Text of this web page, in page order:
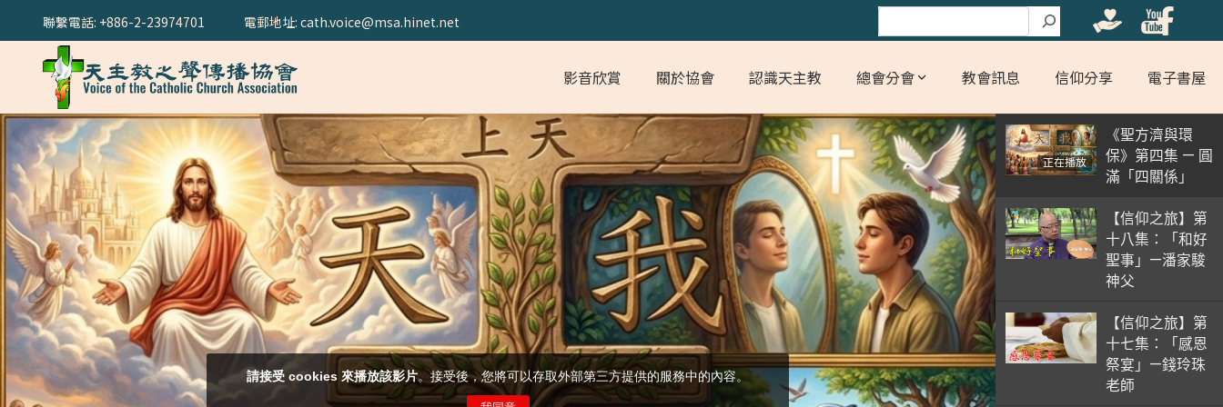
聯繫電話: +886-2-23974701 搜尋
電郵地址: cath.voice@msa.hinet.net
影音欣賞 關於協會 認識天主教 總會分會 教會訊息 信仰分享 電子書屋
正在播放
《聖方濟與環
保》第四集 — 圓
滿「四關係」
【信仰之旅】第
十八集：「和好
聖事」—潘家駿
神父
【信仰之旅】第
十七集：「感恩
祭宴」—錢玲珠
老師